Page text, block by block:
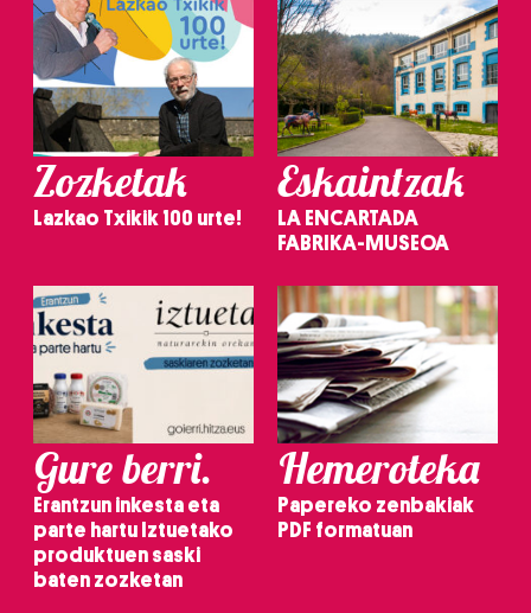
Zozketak
Lazkao Txikik 100 urte!
Eskaintzak
LA ENCARTADA
FABRIKA-MUSEOA
Gure berri.
Erantzun inkesta eta
parte hartu Iztuetako
produktuen saski
baten zozketan
Hemeroteka
Papereko zenbakiak
PDF formatuan